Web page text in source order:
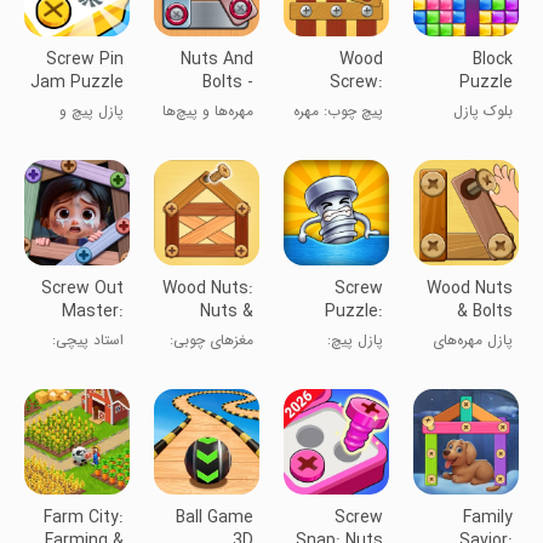
Block
Puzzle
بلوک پازل
Wood
Screw:
Nuts And
Bolts
پیچ چوب: مهره
Nuts And
Bolts -
Screw
Puzzle
مهره‌ها و پیچ‌ها
Screw Pin
Jam Puzzle
پازل پیچ و
Wood Nuts
& Bolts
Puzzle
پازل مهره‌های
Screw
Puzzle:
Nuts and
Bolts
پازل پیچ:
Wood Nuts:
Nuts &
Bolts
مغزهای چوبی:
Screw Out
Master:
Story
Puzzle
استاد پیچی:
Family
Screw
Ball Game
Farm City: